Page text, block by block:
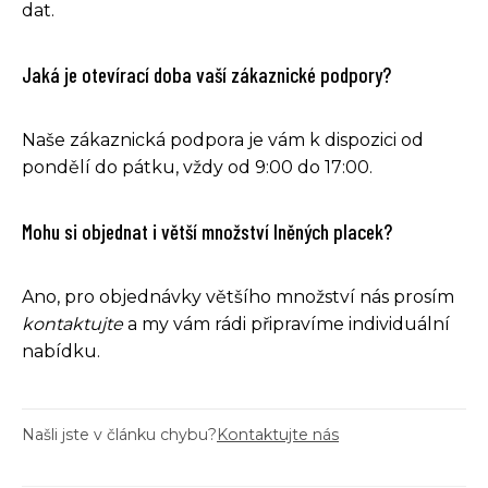
dat.
Jaká je otevírací doba vaší zákaznické podpory?
Naše zákaznická podpora je vám k dispozici od
pondělí do pátku, vždy od 9:00 do 17:00.
Mohu si objednat i větší množství lněných placek?
Ano, pro objednávky většího množství nás prosím
kontaktujtea my vám rádi připravíme individuální
nabídku.
Našli jste v článku chybu?Kontaktujte nás